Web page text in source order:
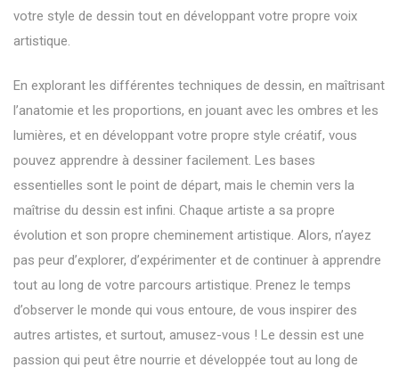
votre style de dessin tout en développant votre propre voix
artistique.
En explorant les différentes techniques de dessin, en maîtrisant
l’anatomie et les proportions, en jouant avec les ombres et les
lumières, et en développant votre propre style créatif, vous
pouvez apprendre à dessiner facilement. Les bases
essentielles sont le point de départ, mais le chemin vers la
maîtrise du dessin est infini. Chaque artiste a sa propre
évolution et son propre cheminement artistique. Alors, n’ayez
pas peur d’explorer, d’expérimenter et de continuer à apprendre
tout au long de votre parcours artistique. Prenez le temps
d’observer le monde qui vous entoure, de vous inspirer des
autres artistes, et surtout, amusez-vous ! Le dessin est une
passion qui peut être nourrie et développée tout au long de